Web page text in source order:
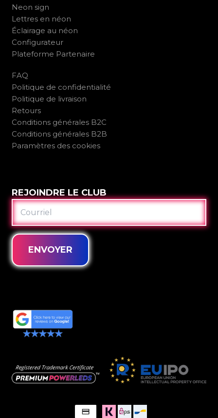
Neon sign
Lettres en néon
Éclairage au néon
Configurateur
Plateforme Partenaire
FAQ
Politique de confidentialité
Politique de livraison
Retours
Conditions générales B2C
Conditions générales B2B
Paramètres des cookies
REJOINDRE LE CLUB
COURRIEL
ENVOYER